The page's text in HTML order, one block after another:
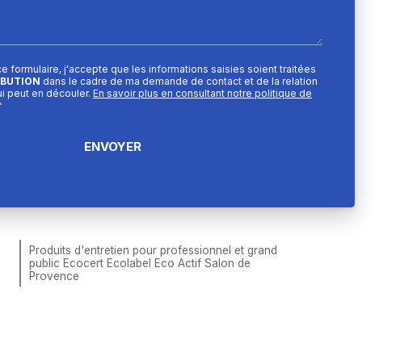
formulaire, j'accepte que les informations saisies soient traitées
dans le cadre de ma demande de contact et de la relation
peut en découler. En savoir plus en consultant notre politique de
Produits d'entretien pour professionnel et grand
public Ecocert Ecolabel Eco Actif Salon de
Provence